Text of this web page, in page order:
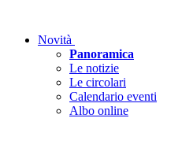
Novità
Panoramica
Le notizie
Le circolari
Calendario eventi
Albo online